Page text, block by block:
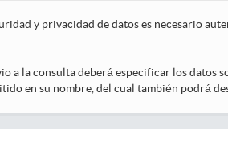
y privacidad de datos es necesario
a la consulta deberá especificar los datos
en su nombre, del cual también podrá